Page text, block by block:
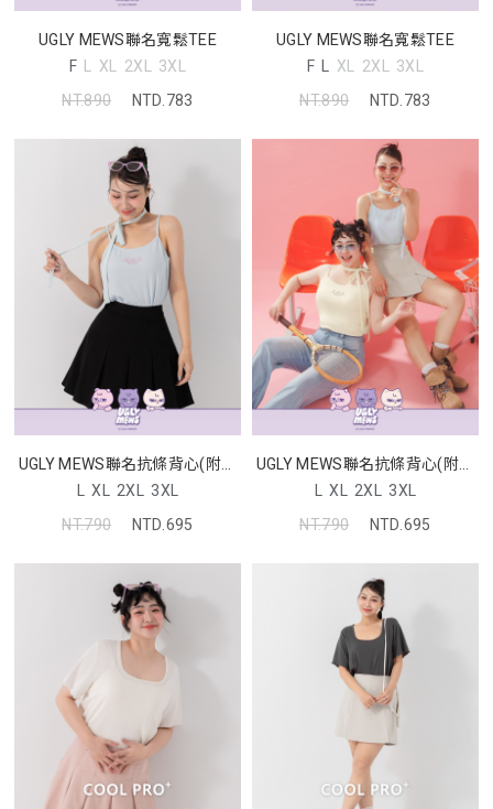
UGLY MEWS聯名寬鬆TEE
F L XL 2XL 3XL
NT.890
NTD.783
UGLY MEWS聯名寬鬆TEE
F L XL 2XL 3XL
NT.890
NTD.783
UGLY MEWS聯名抗條背心(附綁
帶)
L XL 2XL 3XL
NT.790
NTD.695
UGLY MEWS聯名抗條背心(附綁
帶)
L XL 2XL 3XL
NT.790
NTD.695